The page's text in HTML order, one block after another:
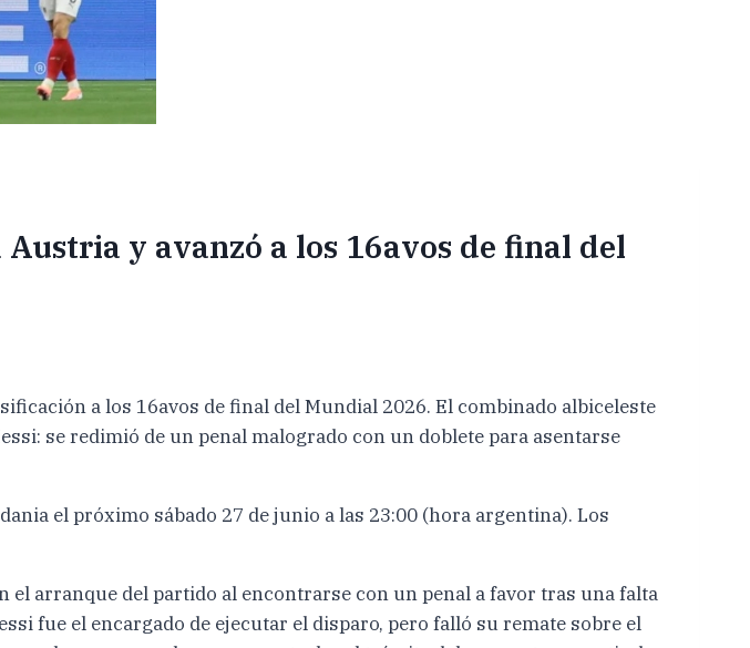
y avanzó a los 16avos de final del
a los 16avos de final del Mundial 2026. El combinado albiceleste
se redimió de un penal malogrado con un doblete para asentarse
el próximo sábado 27 de junio a las 23:00 (hora argentina). Los
arranque del partido al encontrarse con un penal a favor tras una falta
fue el encargado de ejecutar el disparo, pero falló su remate sobre el